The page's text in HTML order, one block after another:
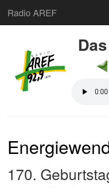
Radio AREF
170.